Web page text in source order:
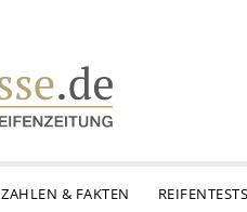
ZAHLEN & FAKTEN REIFENTESTS